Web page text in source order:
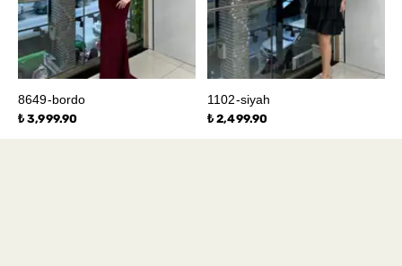
8649-bordo
₺ 3,999.90
1102-siyah
₺ 2,499.90